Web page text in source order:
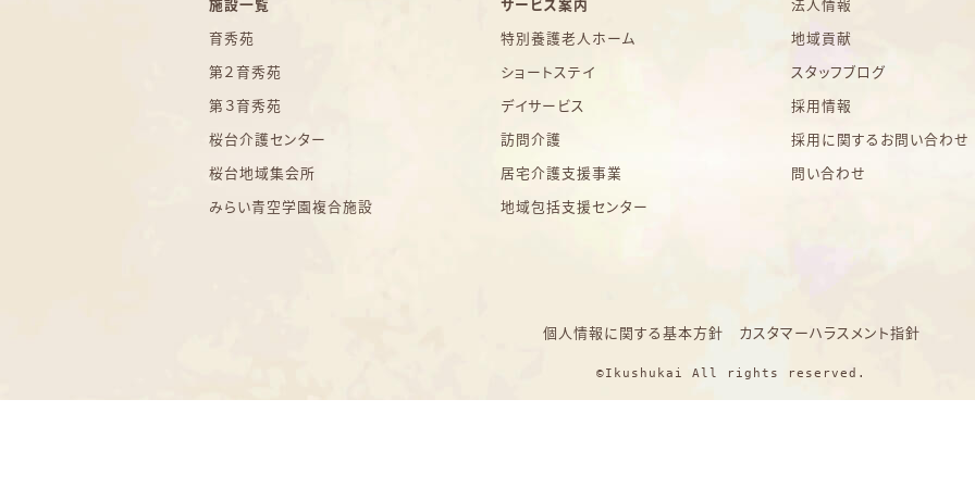
施設一覧
育秀苑
第２育秀苑
第３育秀苑
桜台介護センター
桜台地域集会所
みらい青空学園複合施設
サービス案内
特別養護老人ホーム
ショートステイ
デイサービス
訪問介護
居宅介護支援事業
地域包括支援センター
法人情報
地域貢献
スタッフブログ
採用情報
採用に関するお問い合わせ
問い合わせ
個人情報に関する基本方針 カスタマーハラスメント指針
©Ikushukai All rights reserved.